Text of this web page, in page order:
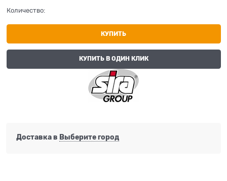
Количество:
КУПИТЬ
КУПИТЬ В ОДИН КЛИК
Доставка в Выберите город